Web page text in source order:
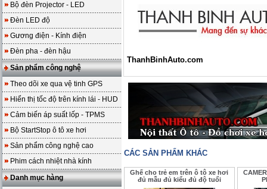
Bộ đèn Projector - LED
Đèn LED độ
Gương điện - Kính điện
Đèn pha - đèn hậu
Sản phẩm công nghệ
Theo dõi xe qua vệ tinh GPS
Hiển thị tốc độ trên kính lái - HUD
Cảm biến áp suất lốp - TPMS
Bộ StartStop ô tô xe hơi
Sản phẩm công nghệ cao
Phim cách nhiệt nhà kính
Danh mục hàng
ThanhBinhAuto.com
CÁC SẢN PHẨM KHÁC
Ghế cho trẻ em trên ô tô xe hơi
đủ mẫu đủ kiểu đủ độ tuổi